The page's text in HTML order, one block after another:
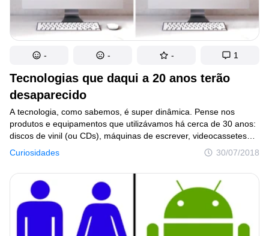
Tecnologias que daqui a 20 anos terão
desaparecido
Curiosidades 30/07/2018
A tecnologia, como sabemos, é super dinâmica. Pense nos
produtos e equipamentos que utilizávamos há cerca de 30 anos:
discos de vinil (ou CDs), máquinas de escrever, videocassetes
e TVs que eram enormes e desajeitadas caixas. Por isso,
é de se imaginar que muitas das tecnologias que usamos hoje
em dia e consideramos super avençadas dentro de algumas
décadas também sejam substituídas.
- - - 1